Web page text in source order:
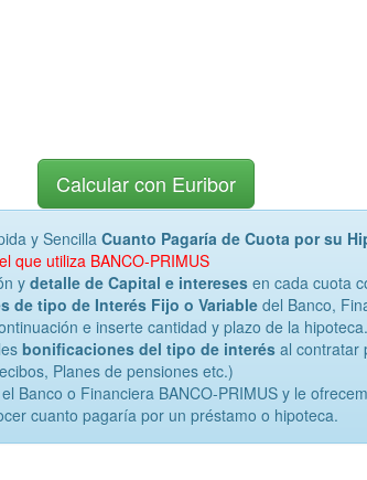
Calcular con Euribor
y Sencilla Cuanto Pagaría de Cuota por su
que utiliza BANCO-PRIMUS
y detalle de Capital e intereses en cada cuota
de tipo de Interés Fijo o Variabledel Banco,
e inserte cantidad y plazo de la hipoteca.
bonificaciones del tipo de interés al contratar
Planes de pensiones etc.)
Banco o Financiera BANCO-PRIMUS y le
cuanto pagaría por un préstamo o hipoteca.